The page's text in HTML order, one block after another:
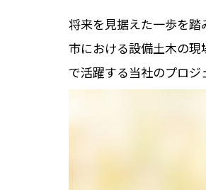
将来を見据えた一歩を
市における設備土木の
で活躍する当社のプロ